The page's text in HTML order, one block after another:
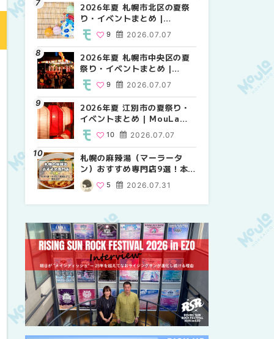
2026年夏 札幌市北区の夏祭
り・イベントまとめ |
MouLa HOKKAIDO
2026.07.07
9
2026年夏 札幌市中央区の夏
祭り・イベントまとめ |
MouLa HOKKAIDO
2026.07.07
9
2026年夏 江別市の夏祭り・
イベントまとめ | MouLa
HOKKAIDO 2026.07.07
10
札幌の麻辣湯（マーラータ
ン）おすすめ専門店9選！本
場の量り売りから最新店まで
徹底比較 | MouLa
2026.07.31
5
2026年夏 札幌市豊平区の夏
祭り・イベントまとめ |
9
2026年夏 札幌市南区の夏祭
り・イベントまとめ |
8
2026年夏 札幌市中央区の夏
祭り・イベントまとめ |
9
2026年夏 恵庭市・千歳市の
夏祭り・イベントまとめ |
9
札幌の麻辣湯（マーラータ
ン）おすすめ専門店6選！本
徹底比較 | MouLa
HOKKAIDO
5
2026年夏 札幌市豊平区の夏
祭り・イベントまとめ |
9
【新千歳空港】新カードラウ
ンジが開業。「SUPER
ラウンジアネックス）」をご
紹介！！ | MouLa
HOKKAIDO
18
2026年夏 札幌市南区の夏祭
り・イベントまとめ |
8